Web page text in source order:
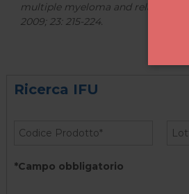
multiple myeloma and related
2009; 23: 215-224.
Ricerca IFU
*Campo obbligatorio